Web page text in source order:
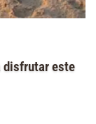
disfrutar este